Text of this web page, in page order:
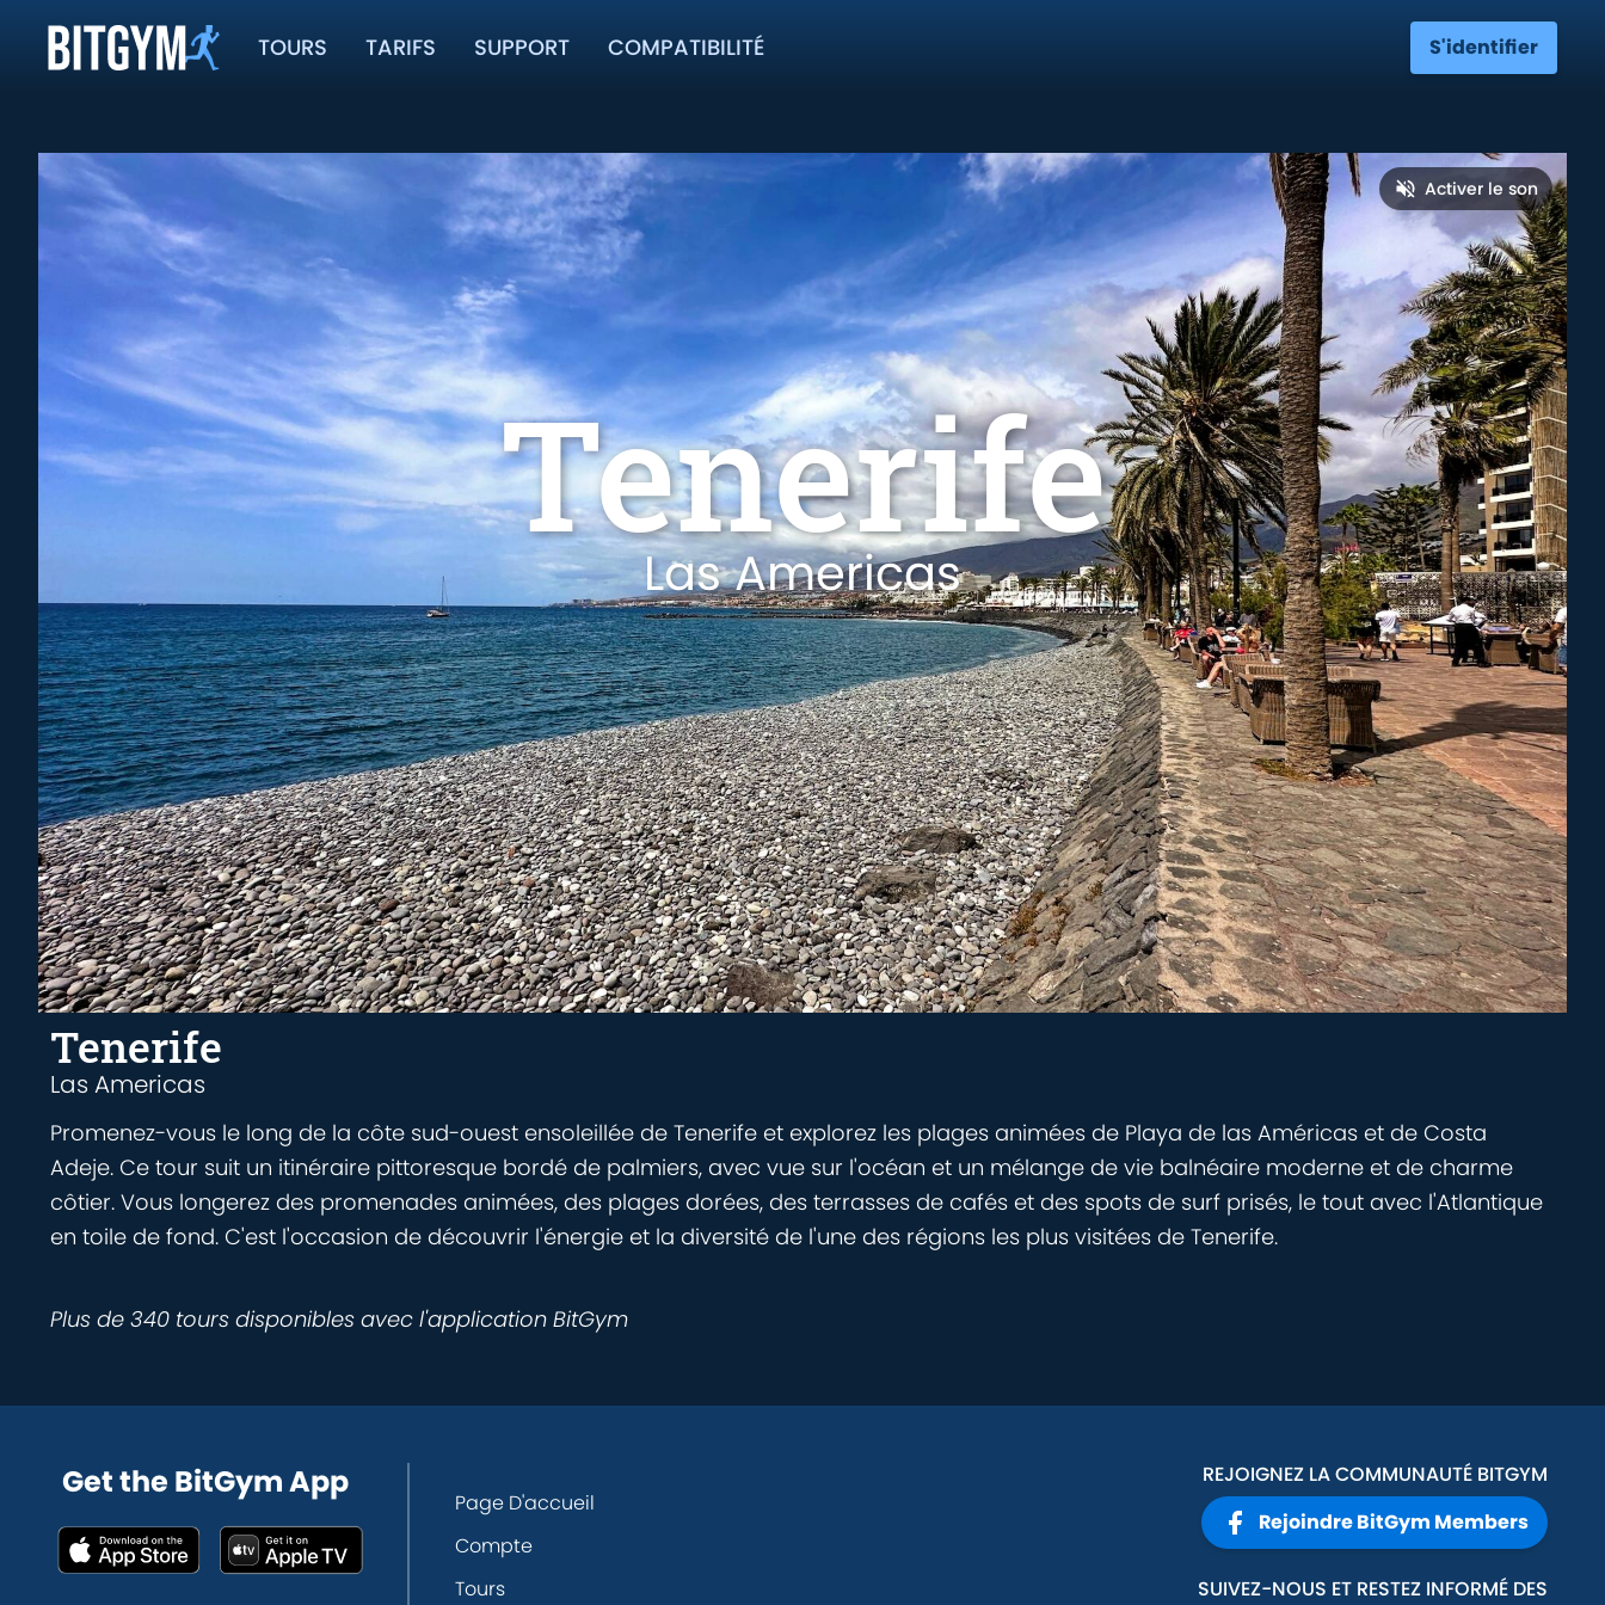
TOURS TARIFS SUPPORT COMPATIBILITÉ S'identifier
Activer le son
Tenerife
Las Americas
Tenerife
Las Americas
Promenez-vous le long de la côte sud-ouest ensoleillée de Tenerife et explorez les plages animées de Playa de las Américas et de Costa
Adeje. Ce tour suit un itinéraire pittoresque bordé de palmiers, avec vue sur l'océan et un mélange de vie balnéaire moderne et de charme
côtier. Vous longerez des promenades animées, des plages dorées, des terrasses de cafés et des spots de surf prisés, le tout avec l'Atlantique
en toile de fond. C'est l'occasion de découvrir l'énergie et la diversité de l'une des régions les plus visitées de Tenerife.
Plus de 340 tours disponibles avec l'application BitGym
Get the BitGym App
Page D'accueil
Compte
Tours
REJOIGNEZ LA COMMUNAUTÉ BITGYM
Rejoindre BitGym Members
SUIVEZ-NOUS ET RESTEZ INFORMÉ DES